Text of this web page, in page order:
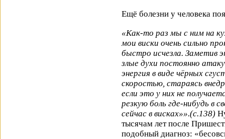
Ещё болезни у человека
«Как-то раз мы с ним на
мои виски очень сильно
быстро исчезла. Заметив
злые духи постоянно
энергия в виде чёрных
скоростью, стараясь
если это у них не
резкую боль где-нибудь в
сейчас в висках»».(с.138)
тысячам лет после
подобный диагноз: